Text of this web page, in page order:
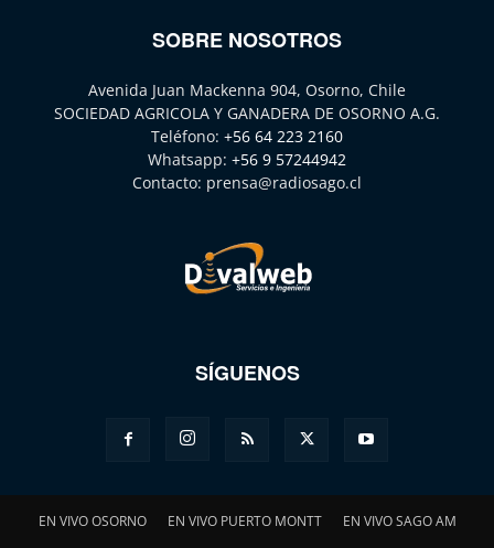
SOBRE NOSOTROS
Avenida Juan Mackenna 904, Osorno, Chile
SOCIEDAD AGRICOLA Y GANADERA DE OSORNO A.G.
Teléfono: +56 64 223 2160
Whatsapp: +56 9 57244942
Contacto: prensa@radiosago.cl
SÍGUENOS
EN VIVO OSORNO EN VIVO PUERTO MONTT EN VIVO SAGO AM